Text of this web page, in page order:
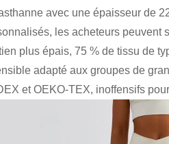
avec une épaisseur de
les acheteurs peuvent
plus épais, 75 % de tissu de
adapté aux groupes de
et OEKO-TEX, inoffensifs